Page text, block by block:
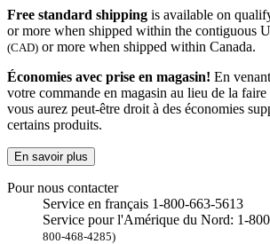
Free standard shipping is available on
or more when shipped within the contiguous
(CAD) or more when shipped within Canada.
Économies avec prise en magasin! En
votre commande en magasin au lieu de la
vous aurez peut-être droit à des économies
certains produits.
En savoir plus
Pour nous contacter
Service en français 1-800-663-5613
Service pour l'Amérique du Nord: 1-
800-468-4285)